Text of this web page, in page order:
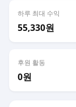
하루 최대 수익
55,330원
후원 활동
0원